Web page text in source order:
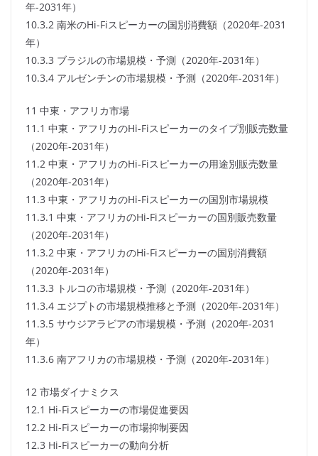
年-2031年）
10.3.2 南米のHi-Fiスピーカーの国別消費額（2020年-2031
年）
10.3.3 ブラジルの市場規模・予測（2020年-2031年）
10.3.4 アルゼンチンの市場規模・予測（2020年-2031年）
11 中東・アフリカ市場
11.1 中東・アフリカのHi-Fiスピーカーのタイプ別販売数量
（2020年-2031年）
11.2 中東・アフリカのHi-Fiスピーカーの用途別販売数量
（2020年-2031年）
11.3 中東・アフリカのHi-Fiスピーカーの国別市場規模
11.3.1 中東・アフリカのHi-Fiスピーカーの国別販売数量
（2020年-2031年）
11.3.2 中東・アフリカのHi-Fiスピーカーの国別消費額
（2020年-2031年）
11.3.3 トルコの市場規模・予測（2020年-2031年）
11.3.4 エジプトの市場規模推移と予測（2020年-2031年）
11.3.5 サウジアラビアの市場規模・予測（2020年-2031
年）
11.3.6 南アフリカの市場規模・予測（2020年-2031年）
12 市場ダイナミクス
12.1 Hi-Fiスピーカーの市場促進要因
12.2 Hi-Fiスピーカーの市場抑制要因
12.3 Hi-Fiスピーカーの動向分析